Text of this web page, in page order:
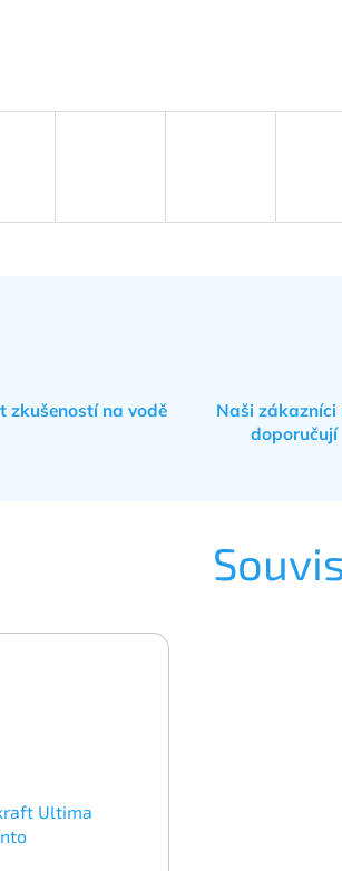
zkušeností na vodě
Naši zákazníci
doporučují
Ultima